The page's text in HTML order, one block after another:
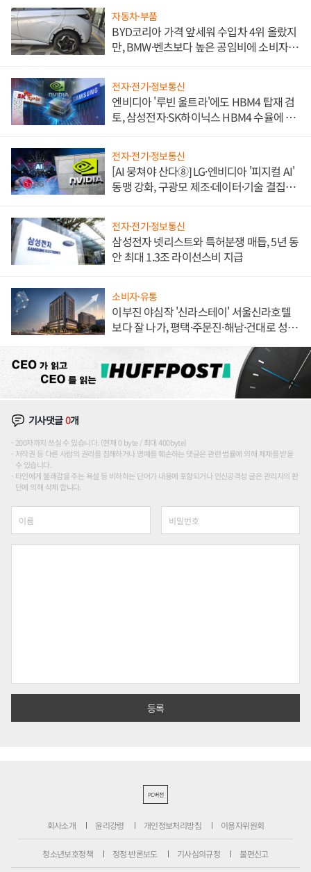
자동차·부품
BYD코리아 가격 앞세워 수입차 4위 올랐지
만, BMW·벤츠보다 높은 공임비에 소비자
전자·전기·정보통신
엔비디아 '루빈 울트라'에도 HBM4 탑재 검
토, 삼성전자·SK하이닉스 HBM4 수율에 주
전자·전기·정보통신
[AI 뭉쳐야 산다⑧] LG·엔비디아 '피지컬 AI'
동맹 강화, 구광모 제조·데이터·기술 결집
전자·전기·정보통신
삼성전자 넷리스트와 특허분쟁 매듭, 5년 동
안 최대 1.3조 라이선스비 지급
소비자·유통
이부진 야심작 '신라스테이' 서울신라호텔
보다 잘 나가, 평택·주문진·해남·건대로 성
기사댓글0개
200자까지 쓰실 수 있습니다. (현재 0 byte / 최대 400byte)
저작권 등 다른 사람의 권리를 침해하거나 명예를 훼손하는 댓글은 관련 법률에 의해 제재를 받을
수 있습니다.
타인에게 불쾌감을 주는 욕설 등 비하하는 단어가 내용에 포함되거나 인신공격성 글은 관리자의 판
단에 의해 삭제 합니다.
PC버전
회사소개 윤리강령 개인정보처리방침 이용자위원회
청소년보호정책 정정·반론보도 기사심의규정 불편신고